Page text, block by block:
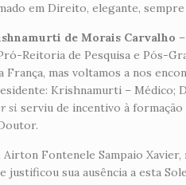
em Direito, elegante, sempre
de Morais Carvalho
Reitoria de Pesquisa e Pós-
França, mas voltamos a nos
Krishnamurti – Médico;
si serviu de incentivo à
Airton Fontenele Sampaio
justificou sua ausência a esta